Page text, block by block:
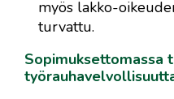
myös lakko-
turvattu.
Sopimuksettomassa